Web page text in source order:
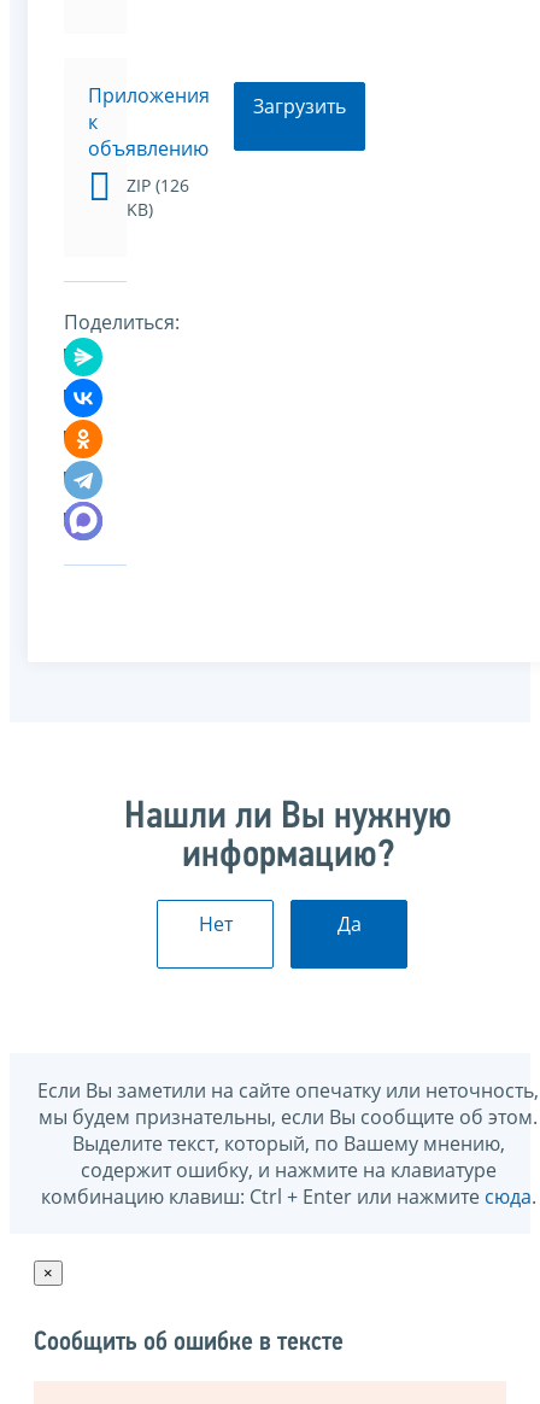
Приложения
к
объявлению
ZIP (126
KB)
Загрузить
Поделиться:
Нашли ли Вы нужную
информацию?
Нет Да
Если Вы заметили на сайте опечатку или неточность,
мы будем признательны, если Вы сообщите об этом.
Выделите текст, который, по Вашему мнению,
содержит ошибку, и нажмите на клавиатуре
комбинацию клавиш: Ctrl + Enter или нажмите сюда.
×
Сообщить об ошибке в тексте